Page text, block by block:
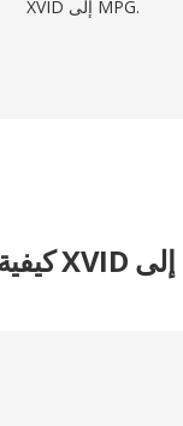
XVID إلى MPG.